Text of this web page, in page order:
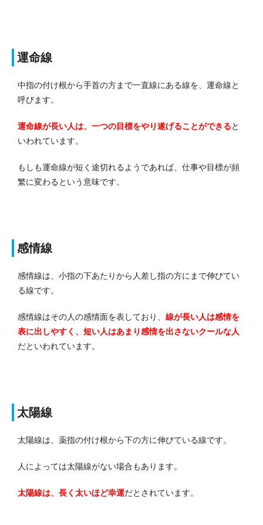
運命線
中指の付け根から手首の方まで一直線にある線を、運命線と
呼びます。
運命線が長い人は、一つの目標をやり遂げることができると
いわれています。
もしも運命線が短く途切れるようであれば、仕事や目標が頻
繁に変わるという意味です。
感情線
感情線は、小指の下あたりから人差し指の方にまで伸びてい
る線です。
感情線はその人の感情面を表しており、 線が長い人は感情を
表に出しやすく、短い人はあまり感情を出さないクールな人
だといわれています。
太陽線
太陽線は、薬指の付け根から下の方に伸びている線です。
人によっては太陽線がない場合もあります。
太陽線は、長く太いほど幸運だとされています。